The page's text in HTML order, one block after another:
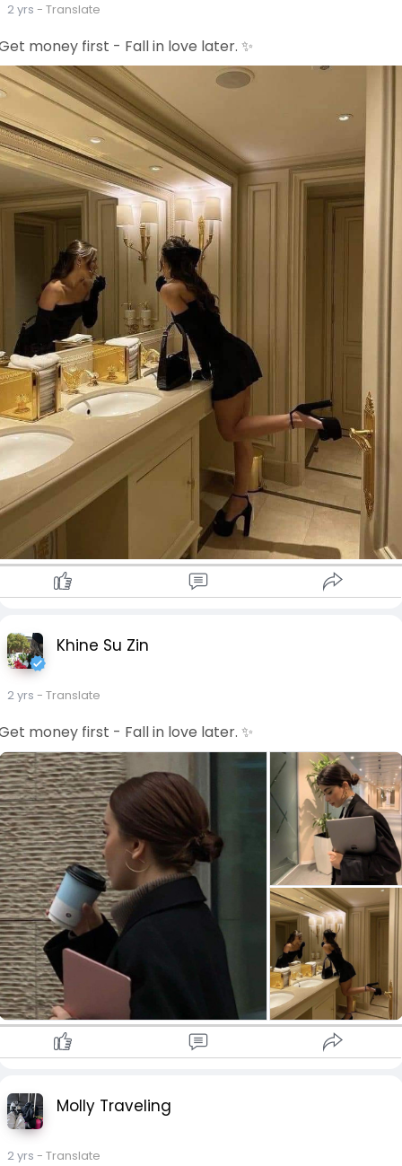
2 yrs - Translate
money first - Fall in love later. ✨
Khine Su Zin
2 yrs - Translate
money first - Fall in love later. ✨
Molly Traveling
2 yrs - Translate